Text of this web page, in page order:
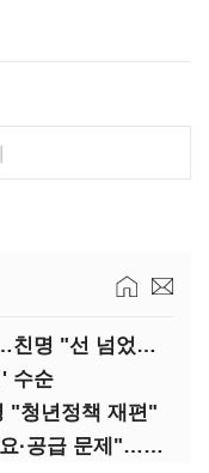
대통령 엮은 '신천지 사진조작'…친명 "선 넘었다" 격앙
수순
"청년정책 재편"
성기홍 "전월세난, 세금보단 수요·공급 문제"…닥공 시사